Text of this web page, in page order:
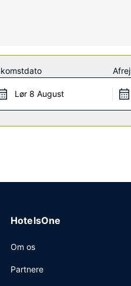
privat badeværelse med en
på værelset. Gratis take
Lør 8 August
HotelsOne
Om os
Partnere